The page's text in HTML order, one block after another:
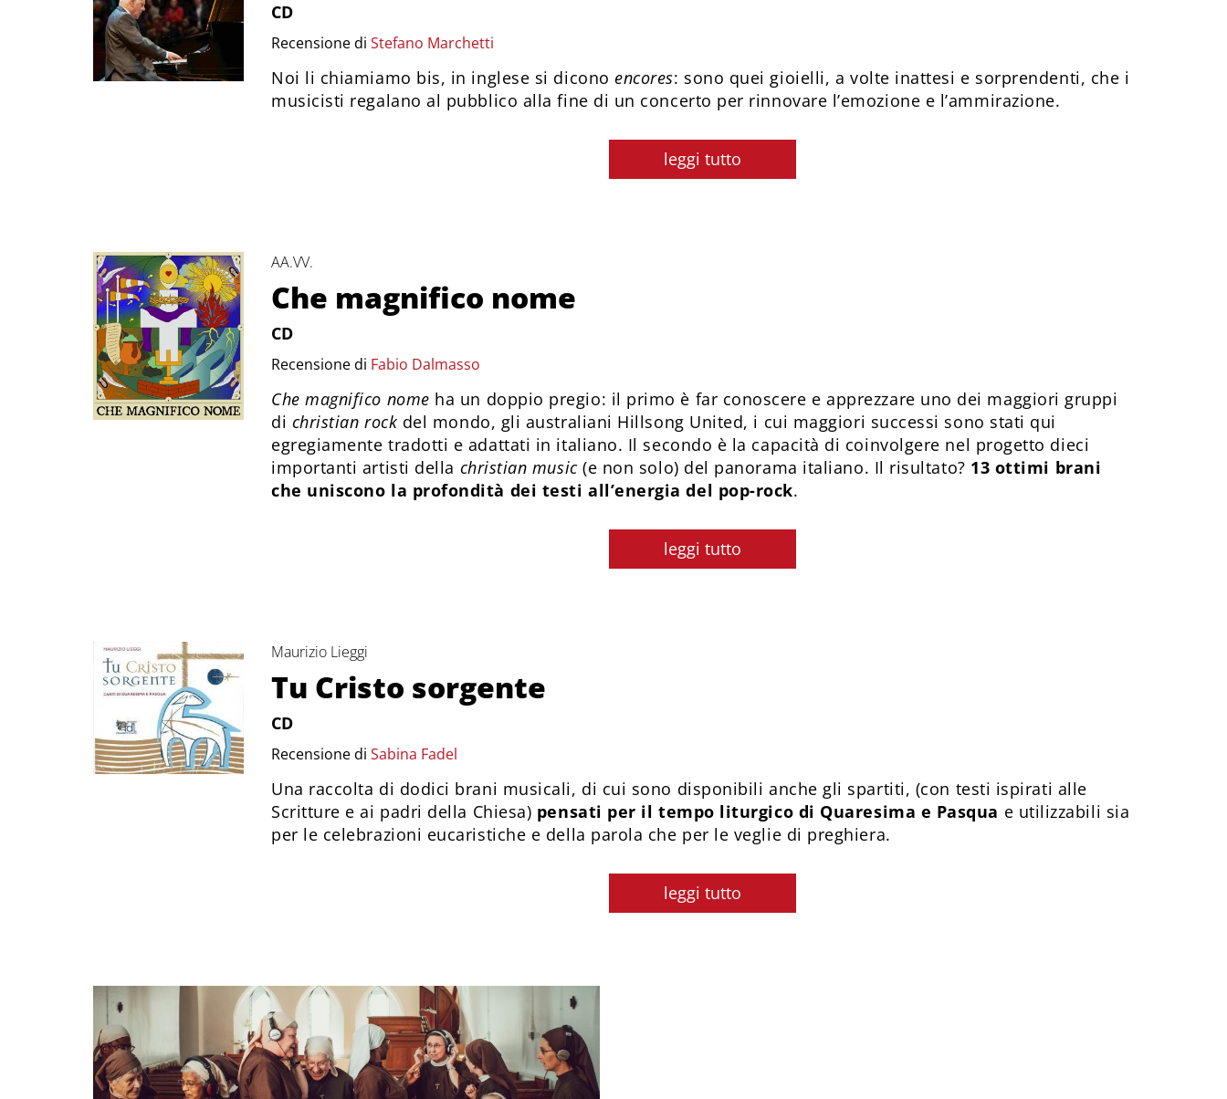
CD
Recensione di Stefano Marchetti
Noi li chiamiamo bis, in inglese si dicono encores: sono quei gioielli, a volte inattesi e sorprendenti, che i
musicisti regalano al pubblico alla fine di un concerto per rinnovare l’emozione e l’ammirazione.
leggi tutto
AA.VV.
Che magnifico nome
CD
Recensione di Fabio Dalmasso
Che magnifico nome ha un doppio pregio: il primo è far conoscere e apprezzare uno dei maggiori gruppi
di christian rock del mondo, gli australiani Hillsong United, i cui maggiori successi sono stati qui
egregiamente tradotti e adattati in italiano. Il secondo è la capacità di coinvolgere nel progetto dieci
importanti artisti della christian music(e non solo) del panorama italiano. Il risultato? 13 ottimi brani
che uniscono la profondità dei testi all’energia del pop-rock.
leggi tutto
Maurizio Lieggi
Tu Cristo sorgente
CD
Recensione di Sabina Fadel
Una raccolta di dodici brani musicali, di cui sono disponibili anche gli spartiti, (con testi ispirati alle
Scritture e ai padri della Chiesa) pensati per il tempo liturgico di Quaresima e Pasqua e utilizzabili sia
per le celebrazioni eucaristiche e della parola che per le veglie di preghiera.
leggi tutto